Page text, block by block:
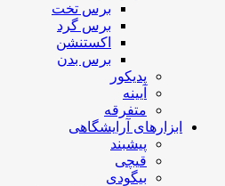
برس تخت
برس گرد
اکستنشن
برس بدن
پدیکور
آیینه
متفرقه
ابزارهای آرایشگاهی
پیشبند
قیچی
بیگودی